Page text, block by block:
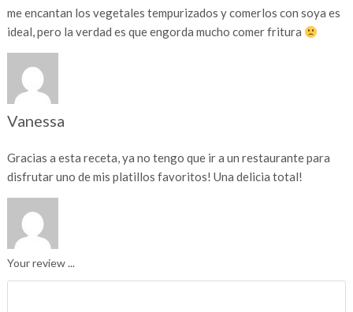
me encantan los vegetales tempurizados y comerlos con soya es
ideal, pero la verdad es que engorda mucho comer fritura
Vanessa
Gracias a esta receta, ya no tengo que ir a un restaurante para
disfrutar uno de mis platillos favoritos! Una delicia total!
Your review ...